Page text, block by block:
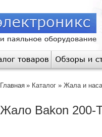
Главная » Каталог » Жала и
Жало Bakon 200-